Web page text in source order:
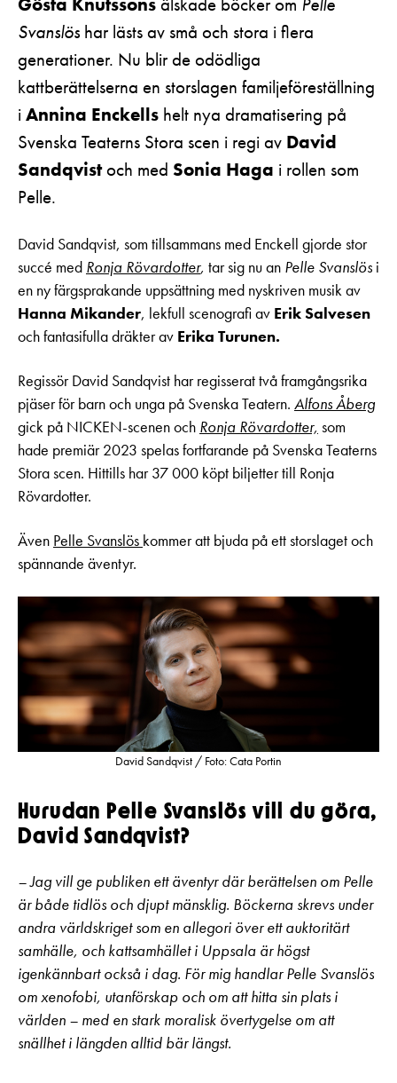
Svanslös har lästs av små och stora i flera
generationer. Nu blir de odödliga
kattberättelserna en storslagen familjeföreställning
iAnnina Enckells helt nya dramatisering på
Svenska Teaterns Stora scen i regi av David
Sandqvistoch med Sonia Haga i rollen som
Pelle.
David Sandqvist, som tillsammans med Enckell gjorde stor
succé med Ronja Rövardotter, tar sig nu an Pelle Svanslös i
en ny färgsprakande uppsättning med nyskriven musik av
Hanna Mikander, lekfull scenografi av Erik Salvesen
och fantasifulla dräkter av Erika Turunen.
Regissör David Sandqvist har regisserat två framgångsrika
pjäser för barn och unga på Svenska Teatern. Alfons Åberg
gick på NICKEN-scenen och Ronja Rövardotter, som
hade premiär 2023 spelas fortfarande på Svenska Teaterns
Stora scen. Hittills har 37 000 köpt biljetter till Ronja
Rövardotter.
Även Pelle Svanslös kommer att bjuda på ett storslaget och
spännande äventyr.
David Sandqvist / Foto: Cata Portin
Hurudan Pelle Svanslös vill du göra,
David Sandqvist?
– Jag vill ge publiken ett äventyr där berättelsen om Pelle
är både tidlös och djupt mänsklig. Böckerna skrevs under
andra världskriget som en allegori över ett auktoritärt
samhälle, och kattsamhället i Uppsala är högst
igenkännbart också i dag. För mig handlar Pelle Svanslös
om xenofobi, utanförskap och om att hitta sin plats i
världen – med en stark moralisk övertygelse om att
snällhet i längden alltid bär längst.